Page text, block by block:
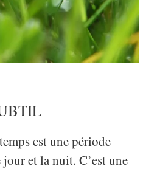
est une période
et la nuit. C’est une